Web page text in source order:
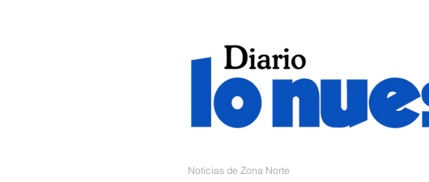
Noticias de Zona Norte